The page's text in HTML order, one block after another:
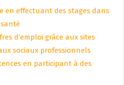
en effectuant des stages dans
d’emploi grâce aux sites
sociaux professionnels
en participant à des